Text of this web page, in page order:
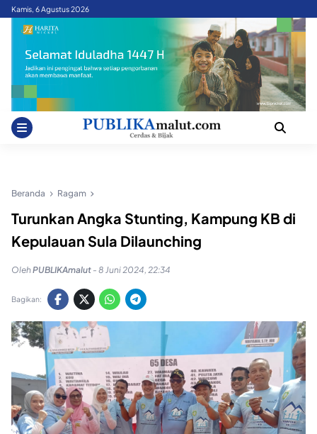
SkipKamis, 6 Agustus 2026
Beranda Ragam
Turunkan Angka Stunting, Kampung KB di
Kepulauan Sula Dilaunching
OlehPUBLIKAmalut - 8 Juni 2024, 22:34
Bagikan: